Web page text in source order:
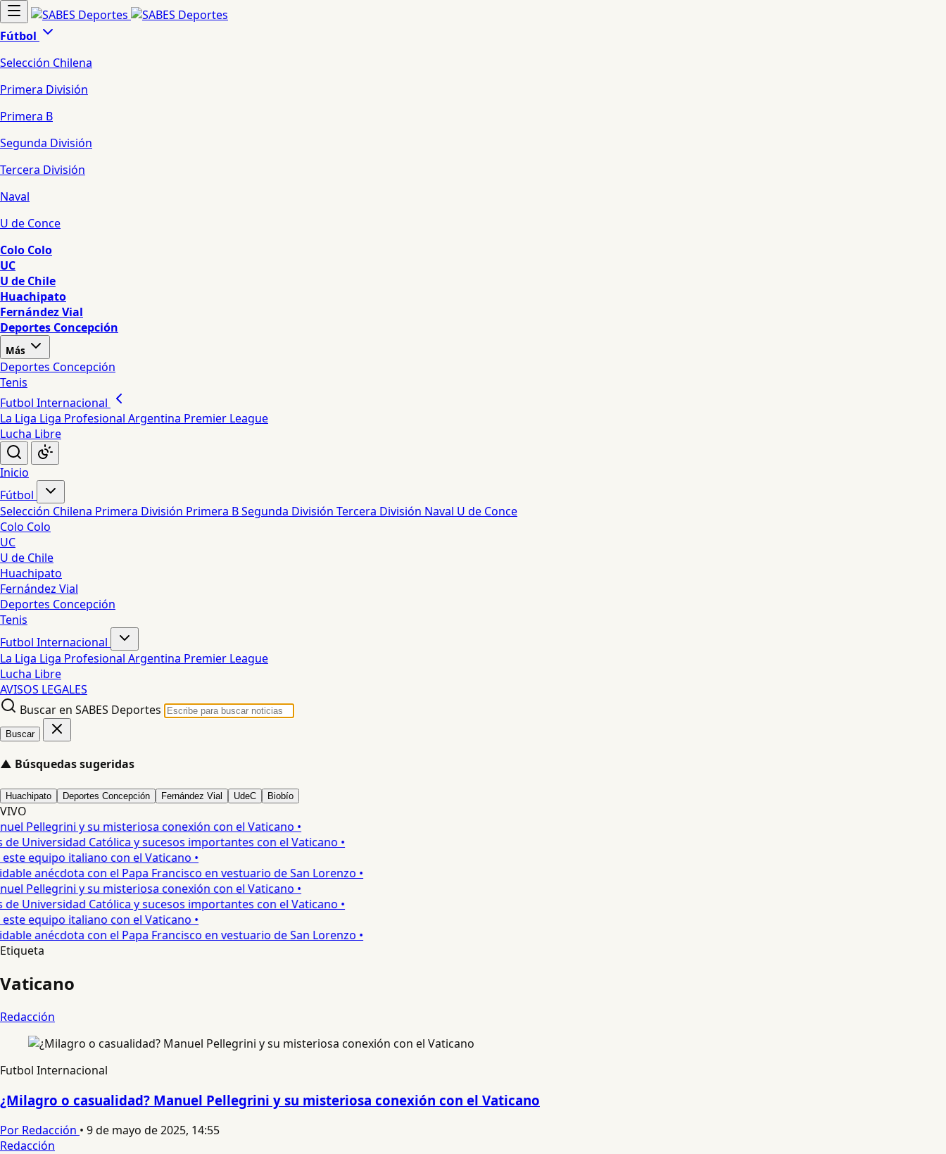
Fútbol
Selección Chilena
Primera División
Primera B
Segunda División
Tercera División
Naval
U de Conce
Colo Colo
UC
U de Chile
Huachipato
Fernández Vial
Deportes Concepción
Más
Deportes Concepción
Tenis
Futbol Internacional
La Liga Liga Profesional Argentina Premier League
Lucha Libre
Inicio
Fútbol
Selección Chilena Primera División Primera BSegunda División Tercera División Naval U de Conce
Colo Colo
UC
U de Chile
Huachipato
Fernández Vial
Deportes Concepción
Tenis
Futbol Internacional
La Liga Liga Profesional Argentina Premier League
Lucha Libre
AVISOS LEGALES
Buscar en SABES Deportes
Buscar
▲ Búsquedas sugeridas
Huachipato Deportes Concepción Fernández Vial UdeC Biobío
VIVO
Pellegrini y su misteriosa conexión con el Vaticano •
Universidad Católica y sucesos importantes con el Vaticano •
equipo italiano con el Vaticano •
anécdota con el Papa Francisco en vestuario de San Lorenzo •
Pellegrini y su misteriosa conexión con el Vaticano •
Universidad Católica y sucesos importantes con el Vaticano •
equipo italiano con el Vaticano •
anécdota con el Papa Francisco en vestuario de San Lorenzo •
Etiqueta
Vaticano
Redacción
Futbol Internacional
¿Milagro o casualidad? Manuel Pellegrini y su misteriosa conexión con el Vaticano
Por Redacción • 9 de mayo de 2025, 14:55
Redacción